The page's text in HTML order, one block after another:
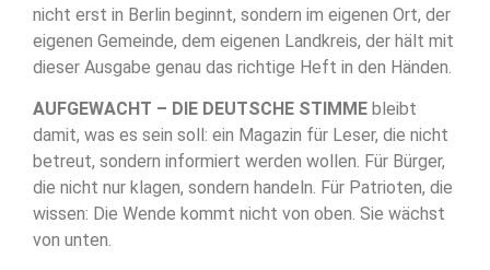
nicht erst in Berlin beginnt, sondern im eigenen Ort, der
eigenen Gemeinde, dem eigenen Landkreis, der hält mit
dieser Ausgabe genau das richtige Heft in den Händen.
AUFGEWACHT – DIE DEUTSCHE STIMME bleibt
damit, was es sein soll: ein Magazin für Leser, die nicht
betreut, sondern informiert werden wollen. Für Bürger,
die nicht nur klagen, sondern handeln. Für Patrioten, die
wissen: Die Wende kommt nicht von oben. Sie wächst
von unten.